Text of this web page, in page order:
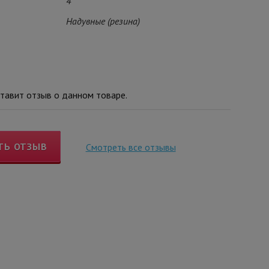
Надувные (резина)
отзыв о данном товаре.
ОТЗЫВ Смотреть все отзывы